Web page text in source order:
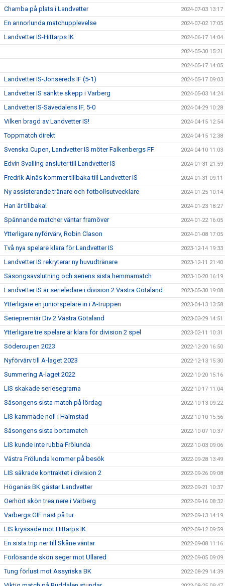
Chamba på plats i Landvetter 2024-07-03 13:17
En annorlunda matchupplevelse 2024-07-02 17:05
Landvetter IS-Hittarps IK 2024-06-17 14:04
2024-05-30 15:21
2024-05-17 14:05
Landvetter IS-Jonsereds IF (5-1) 2024-05-17 09:03
Landvetter IS sänkte skepp i Varberg 2024-05-03 14:24
Landvetter IS-Sävedalens IF, 5-0 2024-04-29 10:28
Vilken bragd av Landvetter IS! 2024-04-15 12:54
Toppmatch direkt 2024-04-15 12:38
Svenska Cupen, Landvetter IS möter Falkenbergs FF 2024-04-10 11:03
Edvin Svalling ansluter till Landvetter IS 2024-01-31 21:59
Fredrik Alnäs kommer tillbaka till Landvetter IS 2024-01-31 09:11
Ny assisterande tränare och fotbollsutvecklare 2024-01-25 10:14
Han är tillbaka! 2024-01-23 18:27
Spännande matcher väntar framöver 2024-01-22 16:05
Ytterligare nyförvärv, Robin Clason 2024-01-08 17:05
Två nya spelare klara för Landvetter IS 2023-12-14 19:33
Landvetter IS rekryterar ny huvudtränare 2023-12-11 21:40
Säsongsavslutning och seriens sista hemmamatch 2023-10-20 16:19
Landvetter IS är serieledare i division 2 Västra Götaland. 2023-05-30 19:08
Ytterligare en juniorspelare in i A-truppen 2023-04-13 13:58
Seriepremiär Div 2 Västra Götaland 2023-03-29 14:51
Ytterligare tre spelare är klara för division 2 spel 2023-02-11 10:31
Södercupen 2023 2022-12-20 16:50
Nyförvärv till A-laget 2023 2022-12-13 15:30
Summering A-laget 2022 2022-10-20 15:16
LIS skakade seriesegrarna 2022-10-17 11:04
Säsongens sista match på lördag 2022-10-13 09:22
LIS kammade noll i Halmstad 2022-10-10 15:56
Säsongens sista bortamatch 2022-10-07 10:37
LIS kunde inte rubba Frölunda 2022-10-03 09:06
Västra Frölunda kommer på besök 2022-09-28 13:49
LIS säkrade kontraktet i division 2 2022-09-26 09:08
Höganäs BK gästar Landvetter 2022-09-21 10:37
Oerhört skön trea nere i Varberg 2022-09-16 08:32
Varbergs GIF näst på tur 2022-09-13 14:19
LIS kryssade mot Hittarps IK 2022-09-12 09:59
En sista trip ner till Skåne väntar 2022-09-08 11:16
Förlösande skön seger mot Ullared 2022-09-05 09:09
Tung förlust mot Assyriska BK 2022-08-29 14:39